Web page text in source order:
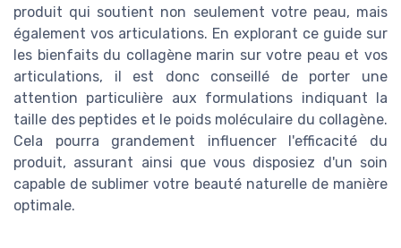
produit qui soutient non seulement votre peau, mais
également vos articulations. En explorant ce guide sur
les bienfaits du collagène marin sur votre peau et vos
articulations, il est donc conseillé de porter une
attention particulière aux formulations indiquant la
taille des peptides et le poids moléculaire du collagène.
Cela pourra grandement influencer l'efficacité du
produit, assurant ainsi que vous disposiez d'un soin
capable de sublimer votre beauté naturelle de manière
optimale.